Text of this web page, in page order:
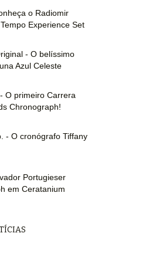
o Radiomir
Experience Set
- O belíssimo
Azul Celeste
O primeiro Carrera
Chronograph!
- O cronógrafo Tiffany
Portugieser
em Ceratanium